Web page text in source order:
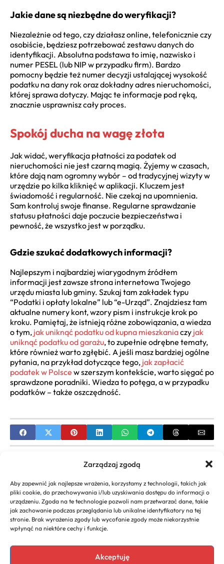
Zarządzaj zgodą
Aby zapewnić jak najlepsze wrażenia, korzystamy z technologii, takich jak
pliki cookie, do przechowywania i/lub uzyskiwania dostępu do informacji o
urządzeniu. Zgoda na te technologie pozwoli nam przetwarzać dane, takie
jak zachowanie podczas przeglądania lub unikalne identyfikatory na tej
stronie. Brak wyrażenia zgody lub wycofanie zgody może niekorzystnie
wpłynąć na niektóre cechy i funkcje.
Akceptuję
Jakie dane są niezbędne do weryfikacji?
Niezależnie od tego, czy działasz online, telefonicznie czy
osobiście, będziesz potrzebować zestawu danych do
identyfikacji. Absolutna podstawa to imię, nazwisko i
numer PESEL (lub NIP w przypadku firm). Bardzo
pomocny będzie też numer decyzji ustalającej wysokość
podatku na dany rok oraz dokładny adres nieruchomości,
której sprawa dotyczy. Mając te informacje pod ręką,
znacznie usprawnisz cały proces.
Spokój ducha na wagę złota
Jak widać, weryfikacja płatności za podatek od
nieruchomości nie jest czarną magią. Żyjemy w czasach,
które dają nam ogromny wybór – od tradycyjnej wizyty w
urzędzie po kilka kliknięć w aplikacji. Kluczem jest
świadomość i regularność. Nie czekaj na upomnienia.
Sam kontroluj swoje finanse. Regularne sprawdzanie
statusu płatności daje poczucie bezpieczeństwa i
pewność, że wszystko jest w porządku.
Gdzie szukać dodatkowych informacji?
Najlepszym i najbardziej wiarygodnym źródłem
informacji jest zawsze strona internetowa Twojego
urzędu miasta lub gminy. Szukaj tam zakładek typu
“Podatki i opłaty lokalne” lub “e-Urząd”. Znajdziesz tam
aktualne numery kont, wzory pism i instrukcje krok po
kroku. Pamiętaj, że istnieją różne zobowiązania, a wiedza
o tym, jak uniknąć podatku od kupna mieszkaniaczy jak
uniknąć podatku od garażu, to zupełnie odrębne tematy,
które również warto zgłębić. A jeśli masz bardziej ogólne
pytania, na przykład dotyczące tego, jak zapłacić
podatek w Polsce w szerszym kontekście, warto sięgać po
sprawdzone poradniki. Wiedza to potęga, a w przypadku
podatków – także oszczędność.
Przewodnik
NEXT
Electrolux: Co to za firma? – Poznaj Lidera AGD